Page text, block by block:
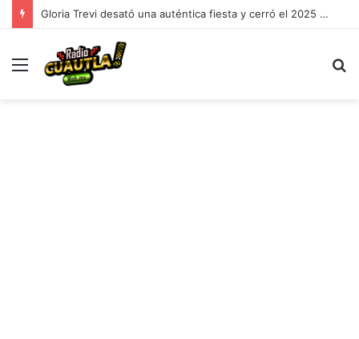
Gloria Trevi desató una auténtica fiesta y cerró el 2025 entre ovaciones y emociones
Menu